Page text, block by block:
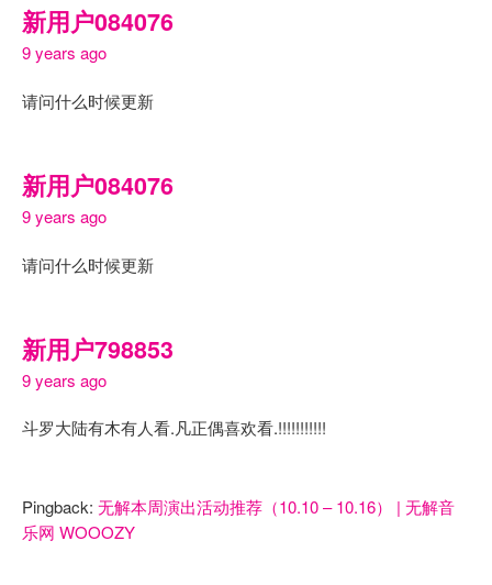
新用户084076
9 years ago
请问什么时候更新
新用户084076
9 years ago
请问什么时候更新
新用户798853
9 years ago
斗罗大陆有木有人看.凡正偶喜欢看.!!!!!!!!!!!
Pingback: 无解本周演出活动推荐（10.10 – 10.16） | 无解音
乐网 WOOOZY